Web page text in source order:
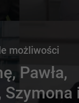
możliwości
Pawła,
Szymona